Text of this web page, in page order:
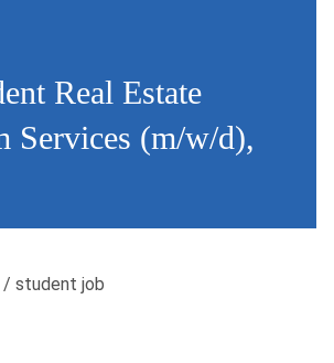
Real Estate
Services (m/w/d),
/ student job